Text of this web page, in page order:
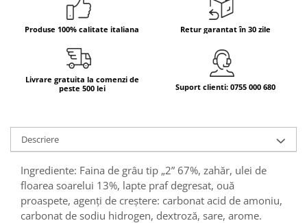
Bere italiana
Bauturi aperitive, alcoolice
Apa italiana
Sucuri si bauturi racoritoare
Panettone cozonac italian,
Pandoro si Balocco
Produse fara gluten
Produse de panificatie
Produse de patiserie
Produse 100% calitate italiana Retur garantat în 30 zile
Livrare gratuita la comenzi de
peste 500 lei
Suport clienti: 0755 000 680
Descriere
Ingrediente: Faina de grâu tip „2” 67%, zahăr, ulei de
floarea soarelui 13%, lapte praf degresat, ouă
proaspete, agenți de creștere: carbonat acid de amoniu,
carbonat de sodiu hidrogen, dextroză, sare, arome.